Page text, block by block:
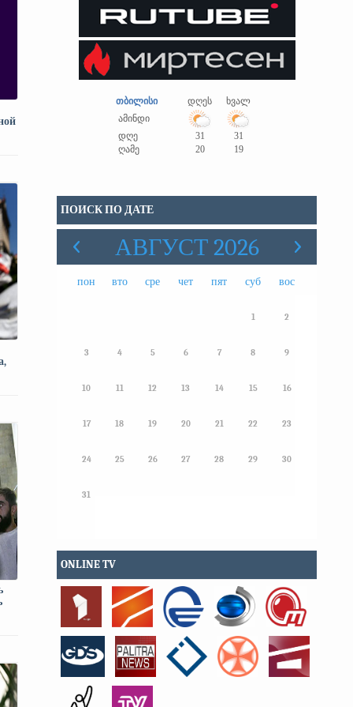
თბილისი დღეს
ხვალ
ამინდი
დღე
31
31
ღამე
20 19
ПОИСК ПО ДАТЕ
АВГУСТ 2026
пон вто сре чет пят суб вос
1 2
3 4 5 6 7 8 9
10 11 12 13 14 15 16
17 18 19 20 21 22 23
24 25 26 27 28 29 30
31
ONLINE TV